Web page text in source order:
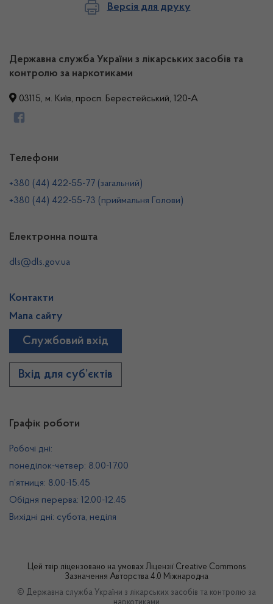
Версія для друку
Державна служба України з лікарських засобів та
контролю за наркотиками
03115, м. Київ, просп. Берестейський, 120-А
Графік роботи
Робочі дні:
понеділок-четвер: 8.00-17.00
п’ятниця: 8.00-15.45
Обідня перерва: 12.00-12.45
Вихідні дні: субота, неділя
Телефони
+380 (44) 422-55-77 (загальний)
+380 (44) 422-55-73 (приймальня Голови)
Електронна пошта
dls@dls.gov.ua
Контакти
Мапа сайту
Службовий вхід
Вхід для суб’єктів
Цей твір ліцензовано на умовах Ліцензії Creative Commons
Зазначення Авторства 4.0 Міжнародна
© Державна служба України з лікарських засобів та контролю за